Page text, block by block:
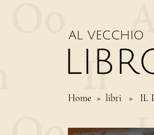
Home » libri » IL